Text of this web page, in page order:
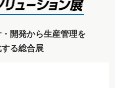
開発から生産管理を
る総合展